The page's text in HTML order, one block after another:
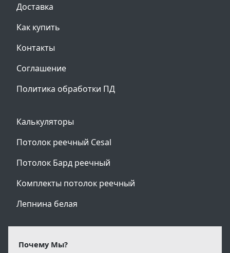
Доставка
Как купить
Контакты
Соглашение
Политика обработки ПД
Калькуляторы
Потолок реечный Cesal
Потолок Бард реечный
Комплекты потолок реечный
Лепнина белая
Почему Мы?